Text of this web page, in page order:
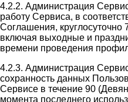
4.2.2. Администрация
работу Сервиса, в
Соглашения,
включая выходные и
времени проведения
4.2.3. Администрация
сохранность данных
Сервисе в течение 90
момента последнего